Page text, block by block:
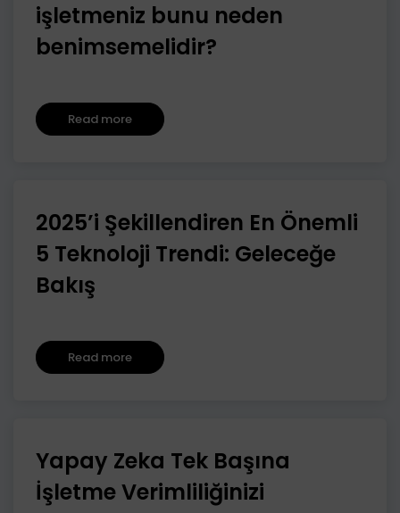
işletmeniz bunu neden
benimsemelidir?
Read more
2025’i Şekillendiren En Önemli
5 Teknoloji Trendi: Geleceğe
Bakış
Read more
Yapay Zeka Tek Başına
İşletme Verimliliğinizi